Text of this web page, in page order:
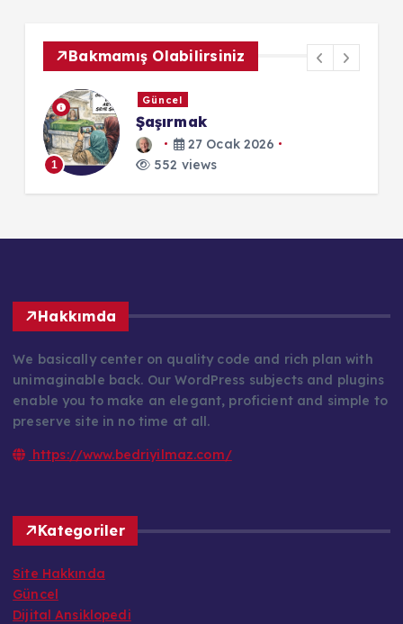
Bakmamış Olabilirsiniz
1
Güncel
Şaşırmak
27 Ocak 2026
552 views
Hakkımda
We basically center on quality code and rich plan with
unimaginable back. Our WordPress subjects and plugins
enable you to make an elegant, proficient and simple to
preserve site in no time at all.
https://www.bedriyilmaz.com/
Kategoriler
Site Hakkında
Güncel
Dijital Ansiklopedi